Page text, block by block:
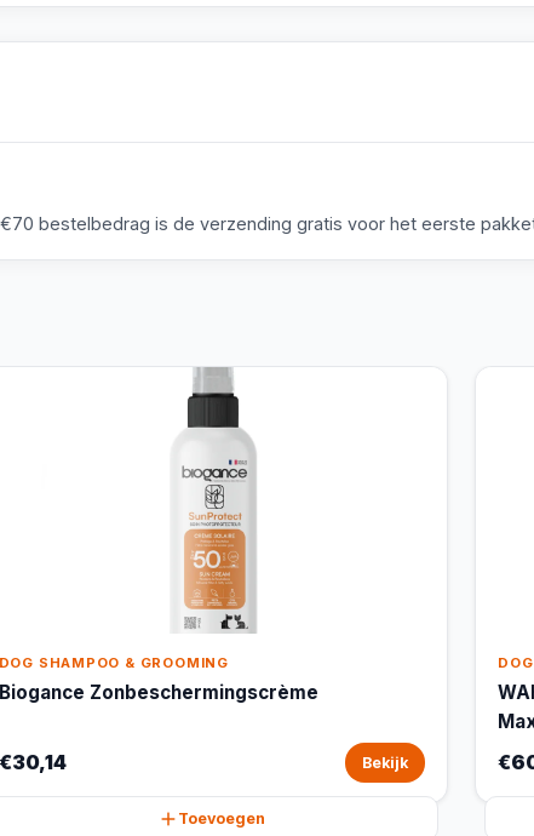
bestelbedrag is de verzending gratis voor het eerste
DOG SHAMPOO & GROOMING
Biogance Zonbeschermingscrème
€30,14 Bekijk
Toevoegen